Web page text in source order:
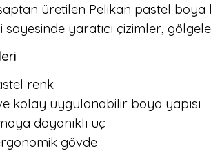
üretilen Pelikan pastel
sayesinde yaratıcı çizimler,
renk
kolay uygulanabilir boya yapısı
dayanıklı uç
gövde